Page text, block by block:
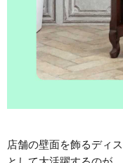
店舗の壁面を飾るディ